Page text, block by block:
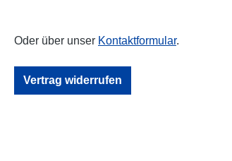
Oder über unser Kontaktformular.
Vertrag widerrufen